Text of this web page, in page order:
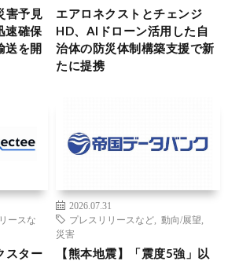
害予見
速確保
送を開
エアロネクストとチェンジ
HD、AIドローン活用した自
治体の防災体制構築支援で新
たに提携
ースな
スター
2026.07.31
プレスリリースなど
動向/展望
災害
【熊本地震】「震度5強」以